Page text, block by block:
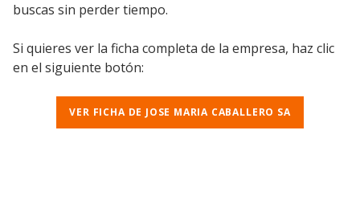
buscas sin perder tiempo.
Si quieres ver la ficha completa de la empresa, haz clic
en el siguiente botón:
VER FICHA DE JOSE MARIA CABALLERO SA